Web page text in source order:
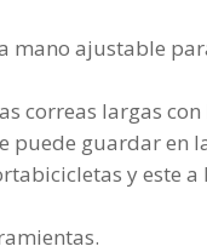
mano ajustable
correas largas
puede guardar en
y este